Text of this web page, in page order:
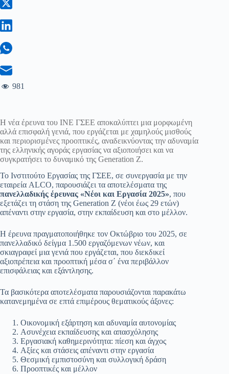
981
Η νέα έρευνα του ΙΝΕ ΓΣΕΕ αποκαλύπτει μια μορφωμένη
αλλά επισφαλή γενιά, που εργάζεται με χαμηλούς μισθούς
και περιορισμένες προοπτικές, αναδεικνύοντας την αδυναμία
της ελληνικής αγοράς εργασίας να αξιοποιήσει και να
συγκρατήσει το δυναμικό της Generation Z.
Το Ινστιτούτο Εργασίας της ΓΣΕΕ, σε συνεργασία με την
εταιρεία ALCO, παρουσιάζει τα αποτελέσματα της
πανελλαδικής έρευνας «Νέοι και Εργασία 2025», που
εξετάζει τη στάση της Generation Z (νέοι έως 29 ετών)
απέναντι στην εργασία, στην εκπαίδευση και στο μέλλον.
Η έρευνα πραγματοποιήθηκε τον Οκτώβριο του 2025, σε
πανελλαδικό δείγμα 1.500 εργαζόμενων νέων, και
σκιαγραφεί μια γενιά που εργάζεται, που διεκδικεί
αξιοπρέπεια και προοπτική μέσα σ΄ ένα περιβάλλον
επισφάλειας και εξάντλησης.
Τα βασικότερα αποτελέσματα παρουσιάζονται παρακάτω
κατανεμημένα σε επτά επιμέρους θεματικούς άξονες:
Οικονομική εξάρτηση και αδυναμία αυτονομίας
Ασυνέχεια εκπαίδευσης και απασχόλησης
Εργασιακή καθημερινότητα: πίεση και άγχος
Αξίες και στάσεις απέναντι στην εργασία
Θεσμική εμπιστοσύνη και συλλογική δράση
Προοπτικές και μέλλον